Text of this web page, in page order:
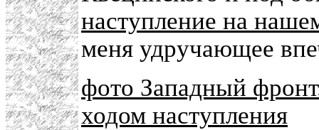
наступление на
меня удручающее
фото Западный
ходом наступления